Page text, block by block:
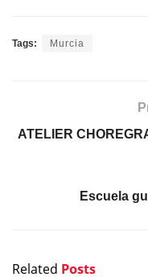
Tags: Murcia
ATELIER
Escuela
Related Posts